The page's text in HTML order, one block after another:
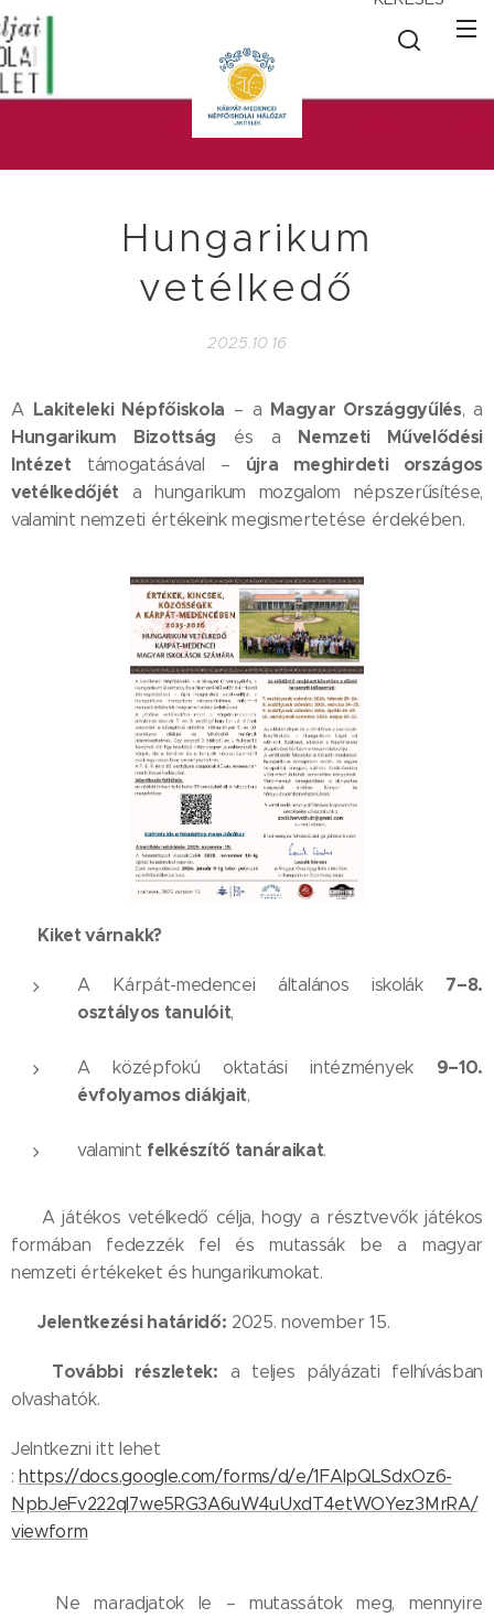
Hungarikum
vetélkedő
2025.10.16
A Lakiteleki Népfőiskola – a Magyar Országgyűlés, a
Hungarikum Bizottság és a Nemzeti Művelődési
Intézet támogatásával – újra meghirdeti országos
vetélkedőjét a hungarikum mozgalom népszerűsítése,
valamint nemzeti értékeink megismertetése érdekében.
Kiket várnakk?
A Kárpát-medencei általános iskolák 7–8.
osztályos tanulóit,
A középfokú oktatási intézmények 9–10.
évfolyamos diákjait,
valamint felkészítő tanáraikat.
🏆 A játékos vetélkedő célja, hogy a résztvevők játékos
formában fedezzék fel és mutassák be a magyar
nemzeti értékeket és hungarikumokat.
📝Jelentkezési határidő: 2025. november 15.
További részletek: a teljes pályázati felhívásban
olvashatók.
Jelntkezni itt lehet
:https://docs.google.com/forms/d/e/1FAIpQLSdxOz6-
NpbJeFv222ql7we5RG3A6uW4uUxdT4etWOYez3MrRA/
viewform
👉 Ne maradjatok le – mutassátok meg, mennyire